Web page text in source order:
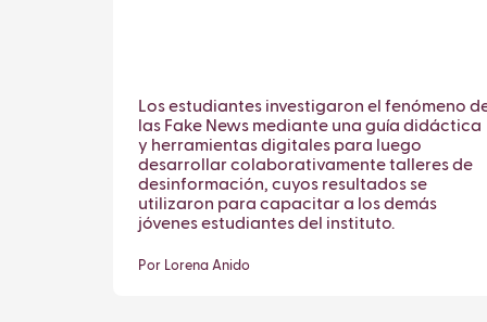
Los estudiantes investigaron el fenómeno
las Fake News mediante una guía didáctica
y herramientas digitales para luego
desarrollar colaborativamente talleres de
desinformación, cuyos resultados se
utilizaron para capacitar a los demás
jóvenes estudiantes del instituto.
Por Lorena Anido